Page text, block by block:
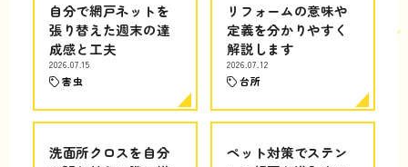
自分で網戸ネットを
張り替えた週末の達
成感と工夫
2026.07.15
害虫
リフォームの意味や
定義を分かりやすく
解説します
2026.07.12
台所
洗面所クロスを自分
ペット対策でステン